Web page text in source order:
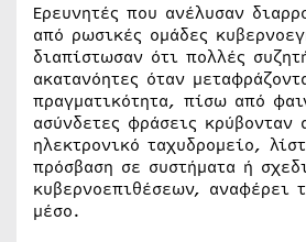
Ερευνητές που ανέλυσαν
από ρωσικές ομάδες
διαπίστωσαν ότι πολλές
ακατανόητες όταν
πραγματικότητα, πίσω από
ασύνδετες φράσεις κρύβονταν
ηλεκτρονικό ταχυδρομείο,
πρόσβαση σε συστήματα ή
κυβερνοεπιθέσεων, αναφέρει
μέσο.